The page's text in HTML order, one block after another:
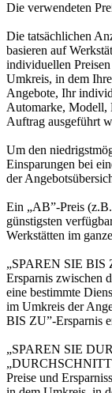
Die verwendeten
Die tatsächlichen
basieren auf
individuellen
Umkreis, in dem
Angebote, Ihr
Automarke, Modell,
Auftrag ausgeführt
Um den
Einsparungen bei
der
Ein „AB”-Preis
günstigsten
Werkstätten im
„SPAREN SIE BIS
Ersparnis zwischen
eine bestimmte
im Umkreis der
BIS ZU”-Ersparnis
„SPAREN SIE
Preise und